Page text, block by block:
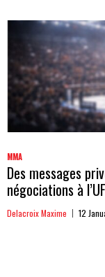
MMA
Des messages
négociations à
Delacroix Maxime 12